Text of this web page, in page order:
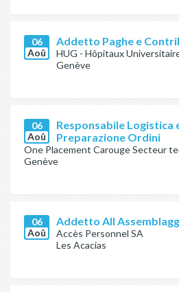
06
Aoû
Addetto Paghe e
HUG - Hôpitaux
Genève
06
Aoû
Responsabile Logistica
Preparazione Ordini
One Placement Carouge Secteur
Genève
06
Aoû
Addetto All
Accès Personnel SA
Les Acacias